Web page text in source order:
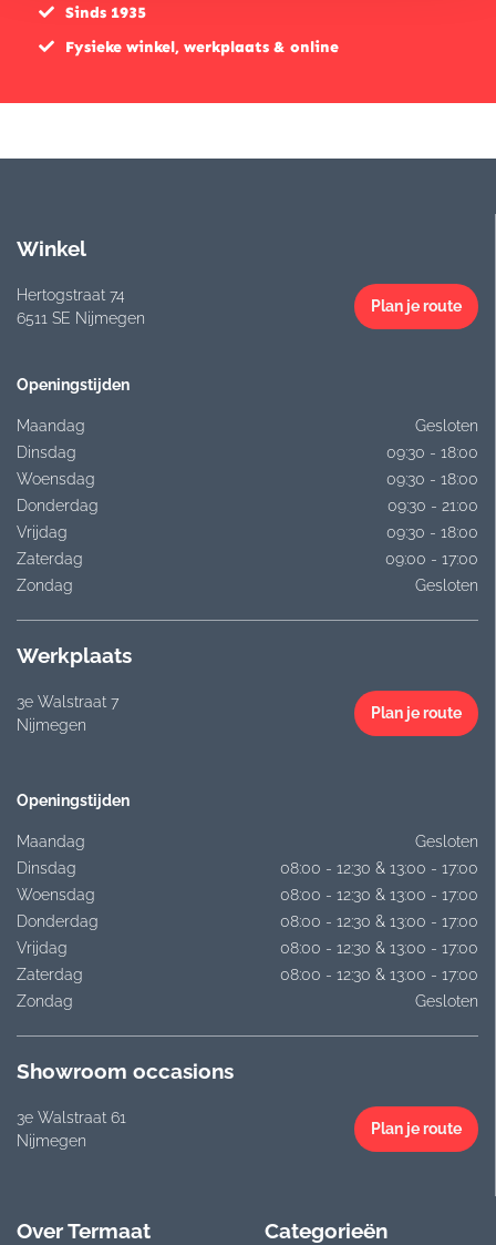
Sinds 1935
Fysieke winkel, werkplaats & online
Winkel
Hertogstraat 74
6511 SE Nijmegen
Plan je route
Openingstijden
Maandag
Gesloten
Dinsdag
09:30 - 18:00
Woensdag
09:30 - 18:00
Donderdag
09:30 - 21:00
Vrijdag
09:30 - 18:00
Zaterdag
09:00 - 17:00
Zondag
Gesloten
Werkplaats
3e Walstraat 7
Nijmegen
Plan je route
Openingstijden
Maandag
Gesloten
Dinsdag
08:00 - 12:30 & 13:00 - 17:00
Woensdag
08:00 - 12:30 & 13:00 - 17:00
Donderdag
08:00 - 12:30 & 13:00 - 17:00
Vrijdag
08:00 - 12:30 & 13:00 - 17:00
Zaterdag
08:00 - 12:30 & 13:00 - 17:00
Zondag
Gesloten
Showroom occasions
3e Walstraat 61
Nijmegen
Plan je route
Over Termaat Categorieën